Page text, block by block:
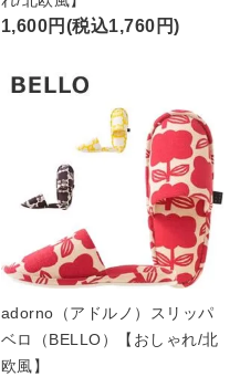
1,600円(税込1,760円)
adorno（アドルノ）スリッパ
ベロ（BELLO）【おしゃれ/北
欧風】